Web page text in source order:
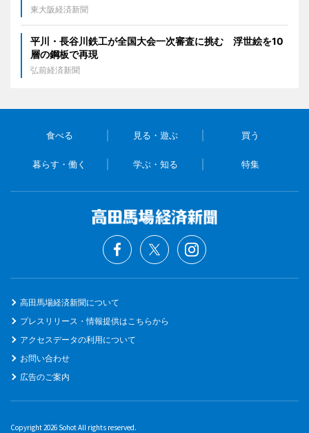
東大阪経済新聞
平川・長谷川鉄工が全国大会一次審査に挑む 浮世絵を10
層の鋼板で再現
弘前経済新聞
食べる 見る・遊ぶ 買う
暮らす・働く 学ぶ・知る 特集
高田馬場経済新聞について
プレスリリース・情報提供はこちらから
アクセスデータの利用について
お問い合わせ
広告のご案内
Copyright 2026 Sohot All rights reserved.